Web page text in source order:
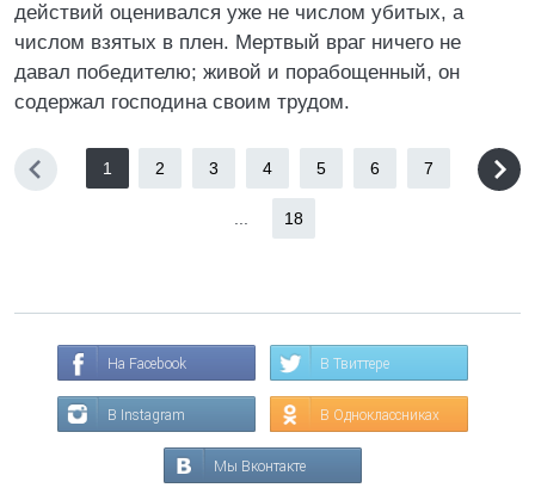
действий оценивался уже не числом убитых, а
числом взятых в плен. Мертвый враг ничего не
давал победителю; живой и порабощенный, он
содержал господина своим трудом.
1 2 3 4 5 6 7
18
На Facebook В Твиттере
В Instagram В Одноклассниках
Мы Вконтакте